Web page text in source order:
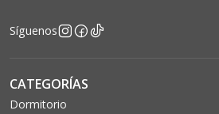
Síguenos
CATEGORÍAS
Dormitorio